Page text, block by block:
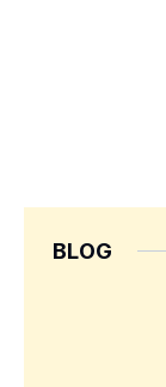
BLOG